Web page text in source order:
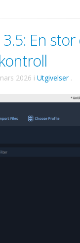
En
2026 i Utgivelser.